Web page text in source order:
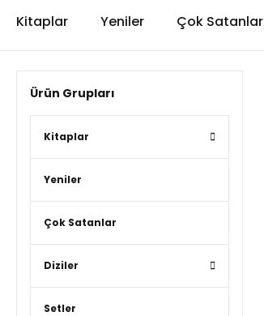
Kitaplar Yeniler Çok Satanlar
Ürün Grupları
Kitaplar
Yeniler
Çok Satanlar
Diziler
Setler